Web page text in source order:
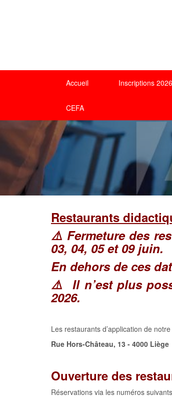
Accueil Inscriptions
CEFA
Restaurants
⚠️ Fermeture des
03, 04, 05 et 09 juin.
En dehors de ces
⚠️ Il n’est plus
2026.
Les restaurants d’application de
Rue Hors-Château, 13 - 4000 Liège
Ouverture des
Réservations via les numéros